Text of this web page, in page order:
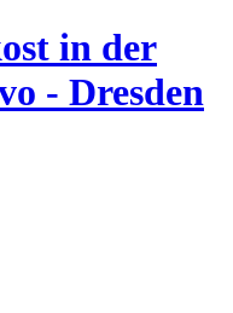
in der
- Dresden